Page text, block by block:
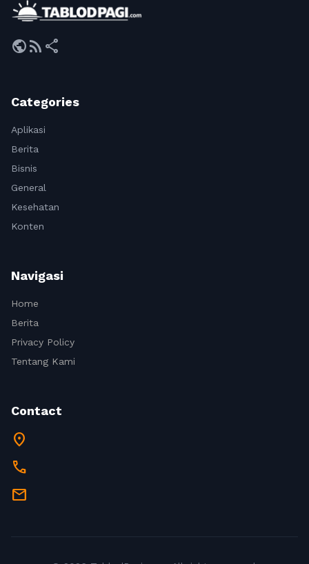
publicrss_feed share
Categories
Aplikasi
Berita
Bisnis
General
Kesehatan
Konten
Navigasi
Home
Berita
Privacy Policy
Tentang Kami
Contact
location_on
call
mail